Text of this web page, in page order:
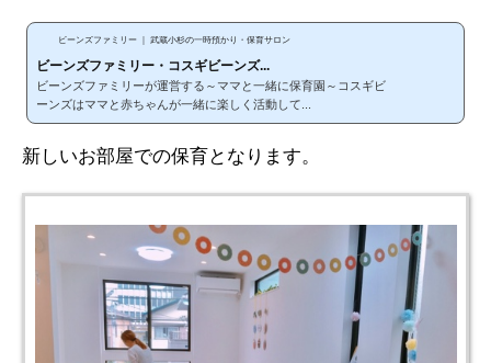
ビーンズファミリー ｜ 武蔵小杉の一時預かり・保育サロン
ビーンズファミリー・コスギビーンズ...
ビーンズファミリーが運営する～ママと一緒に保育園～コスギビ
ーンズはママと赤ちゃんが一緒に楽しく活動して...
新しいお部屋での保育となります。